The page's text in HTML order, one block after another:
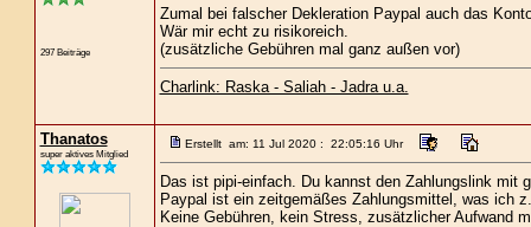
297 Beiträge
Zumal bei falscher Dekleration Paypal auch das
Wär mir echt zu risikoreich.
(zusätzliche Gebühren mal ganz außen vor)
Charlink: Raska - Saliah - Jadra u.a.
Thanatos
super aktives Mitglied
Erstellt am: 11 Jul 2020 : 22:05:16 Uhr
Das ist pipi-einfach. Du kannst den Zahlungslink mit
Paypal ist ein zeitgemäßes Zahlungsmittel, was ich
Keine Gebühren, kein Stress, zusätzlicher Aufwand